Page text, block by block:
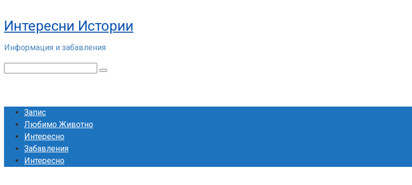
to
content
Интересни Истории
Информация и забавления
Запис
Любимо Животно
Интересно
Забавления
Интересно